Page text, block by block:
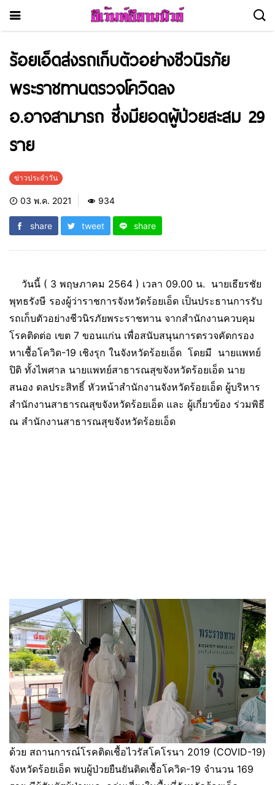
ร้อยเอ็ดส่งรถเก็บตัวอย่างชีวนิรภัย
พระราชทานตรวจโควิดลง
อ.อาจสามารถ ซึ่งมียอดผู้ป่วยสะสม 29
ราย
ข่าวประจำวัน
03 พ.ค. 2021 934
share tweet share
วันนี้ ( 3 พฤษภาคม 2564 ) เวลา 09.00 น. นายเธียรชัย
พุทธรังษี รองผู้ว่าราชการจังหวัดร้อยเอ็ด เป็นประธานการรับ
รถเก็บตัวอย่างชีวนิรภัยพระราชทาน จากสำนักงานควบคุม
โรคติดต่อ เขต 7 ขอนแก่น เพื่อสนับสนุนการตรวจคัดกรอง
หาเชื้อโควิด-19 เชิงรุก ในจังหวัดร้อยเอ็ด โดยมี นายแพทย์
ปิติ ทั้งไพศาล นายแพทย์สาธารณสุขจังหวัดร้อยเอ็ด นาย
สนอง ดลประสิทธิ์ หัวหน้าสำนักงานจังหวัดร้อยเอ็ด ผู้บริหาร
สำนักงานสาธารณสุขจังหวัดร้อยเอ็ด และ ผู้เกี่ยวข้อง ร่วมพิธี
ณ สำนักงานสาธารณสุขจังหวัดร้อยเอ็ด
ด้วย สถานการณ์โรคติดเชื้อไวรัสโคโรนา 2019 (COVID-19)
จังหวัดร้อยเอ็ด พบผู้ป่วยยืนยันติดเชื้อโควิด-19 จำนวน 169